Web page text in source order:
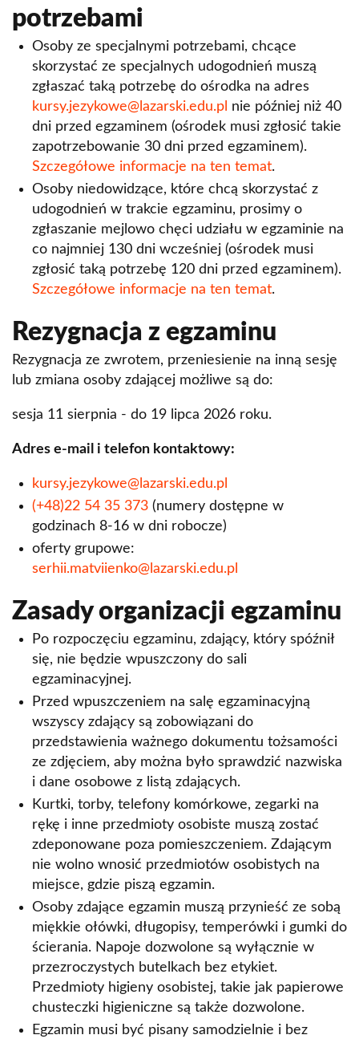
potrzebami
Osoby ze specjalnymi potrzebami, chcące
skorzystać ze specjalnych udogodnień muszą
zgłaszać taką potrzebę do ośrodka na adres
kursy.jezykowe@lazarski.edu.pl nie później niż 40
dni przed egzaminem (ośrodek musi zgłosić takie
zapotrzebowanie 30 dni przed egzaminem).
Szczegółowe informacje na ten temat.
Osoby niedowidzące, które chcą skorzystać z
udogodnień w trakcie egzaminu, prosimy o
zgłaszanie mejlowo chęci udziału w egzaminie na
co najmniej 130 dni wcześniej (ośrodek musi
zgłosić taką potrzebę 120 dni przed egzaminem).
Szczegółowe informacje na ten temat.
Rezygnacja z egzaminu
Rezygnacja ze zwrotem, przeniesienie na inną sesję
lub zmiana osoby zdającej możliwe są do:
sesja 11 sierpnia - do 19 lipca 2026 roku.
Adres e-mail i telefon kontaktowy:
kursy.jezykowe@lazarski.edu.pl
(+48)22 54 35 373 (numery dostępne w
godzinach 8-16 w dni robocze)
oferty grupowe:
serhii.matviienko@lazarski.edu.pl
Zasady organizacji egzaminu
Po rozpoczęciu egzaminu, zdający, który spóźnił
się, nie będzie wpuszczony do sali
egzaminacyjnej.
Przed wpuszczeniem na salę egzaminacyjną
wszyscy zdający są zobowiązani do
przedstawienia ważnego dokumentu tożsamości
ze zdjęciem, aby można było sprawdzić nazwiska
i dane osobowe z listą zdających.
Kurtki, torby, telefony komórkowe, zegarki na
rękę i inne przedmioty osobiste muszą zostać
zdeponowane poza pomieszczeniem. Zdającym
nie wolno wnosić przedmiotów osobistych na
miejsce, gdzie piszą egzamin.
Osoby zdające egzamin muszą przynieść ze sobą
miękkie ołówki, długopisy, temperówki i gumki do
ścierania. Napoje dozwolone są wyłącznie w
przezroczystych butelkach bez etykiet.
Przedmioty higieny osobistej, takie jak papierowe
chusteczki higieniczne są także dozwolone.
Egzamin musi być pisany samodzielnie i bez